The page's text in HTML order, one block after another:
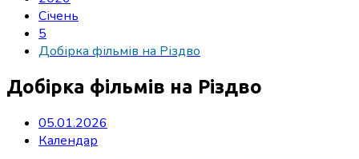
Січень
5
Добірка фільмів на Різдво
Добірка фільмів на Різдво
05.01.2026
Календар